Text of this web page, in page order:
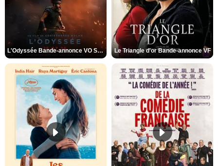
L'Odyssée Bande-annonce VO STFR Le Triangle d'or Bande-annonce VF